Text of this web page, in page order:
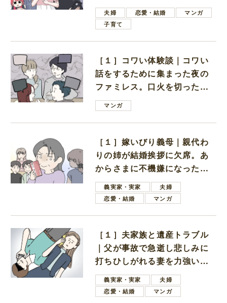
ない男子学生
夫婦 恋愛・結婚
マンガ
子育て
［１］コワい体験談｜コワい
話をするために集まった夜の
ファミレス。口火を切ったの
は電車好きの男の子ママ
マンガ
［１］嫁いびり義母｜親代わ
りの姉が結婚挨拶に欠席。あ
からさまに不機嫌になった義
母義実家・実家
夫婦
恋愛・結婚
マンガ
［１］夫家族と遺産トラブル
｜父が事故で急逝し悲しみに
打ちひしがれる妻を力強い言
葉で励ます夫
義実家・実家
夫婦
恋愛・結婚
マンガ